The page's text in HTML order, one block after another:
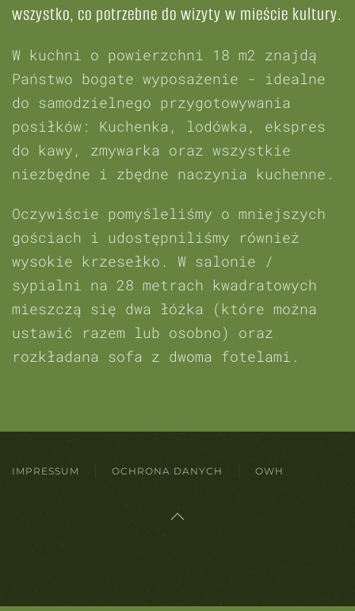
wszystko, co potrzebne do wizyty w mieście kultury.
W kuchni o powierzchni 18 m2 znajdą
Państwo bogate wyposażenie - idealne
do samodzielnego przygotowywania
posiłków: Kuchenka, lodówka, ekspres
do kawy, zmywarka oraz wszystkie
niezbędne i zbędne naczynia kuchenne.
Oczywiście pomyśleliśmy o mniejszych
gościach i udostępniliśmy również
wysokie krzesełko. W salonie /
sypialni na 28 metrach kwadratowych
mieszczą się dwa łóżka (które można
ustawić razem lub osobno) oraz
rozkładana sofa z dwoma fotelami.
IMPRESSUM OCHRONA DANYCH OWH